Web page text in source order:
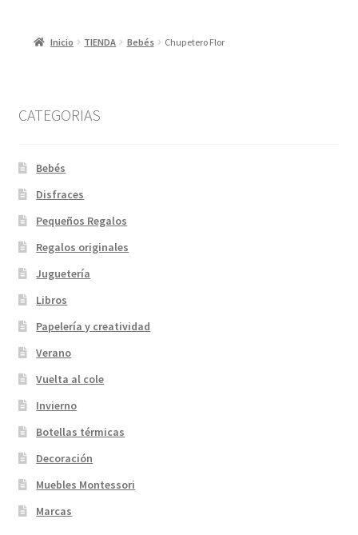
Inicio TIENDA Bebés Chupetero Flor
CATEGORIAS
Bebés
Disfraces
Pequeños Regalos
Regalos originales
Juguetería
Libros
Papelería y creatividad
Verano
Vuelta al cole
Invierno
Botellas térmicas
Decoración
Muebles Montessori
Marcas